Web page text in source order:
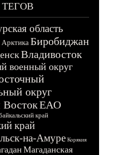
область
Арктика Биробиджан
Владивосток
военный округ
округ
ВостокЕАО
край
край
на-Амуре Корякия
Магаданская